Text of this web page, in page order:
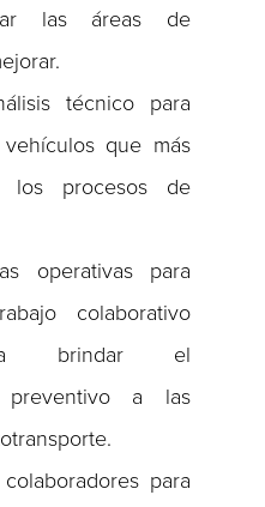
las áreas de
técnico para
que más
los procesos de
operativas para
colaborativo
brindar el
preventivo a las
para